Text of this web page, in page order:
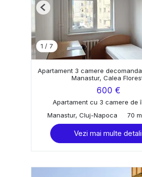
1 / 7
Previous
Apartament 3 camere
Manastur, Calea
600 €
Apartament cu 3 camere de
Manastur, Cluj-Napoca
70
Vezi mai multe detalii